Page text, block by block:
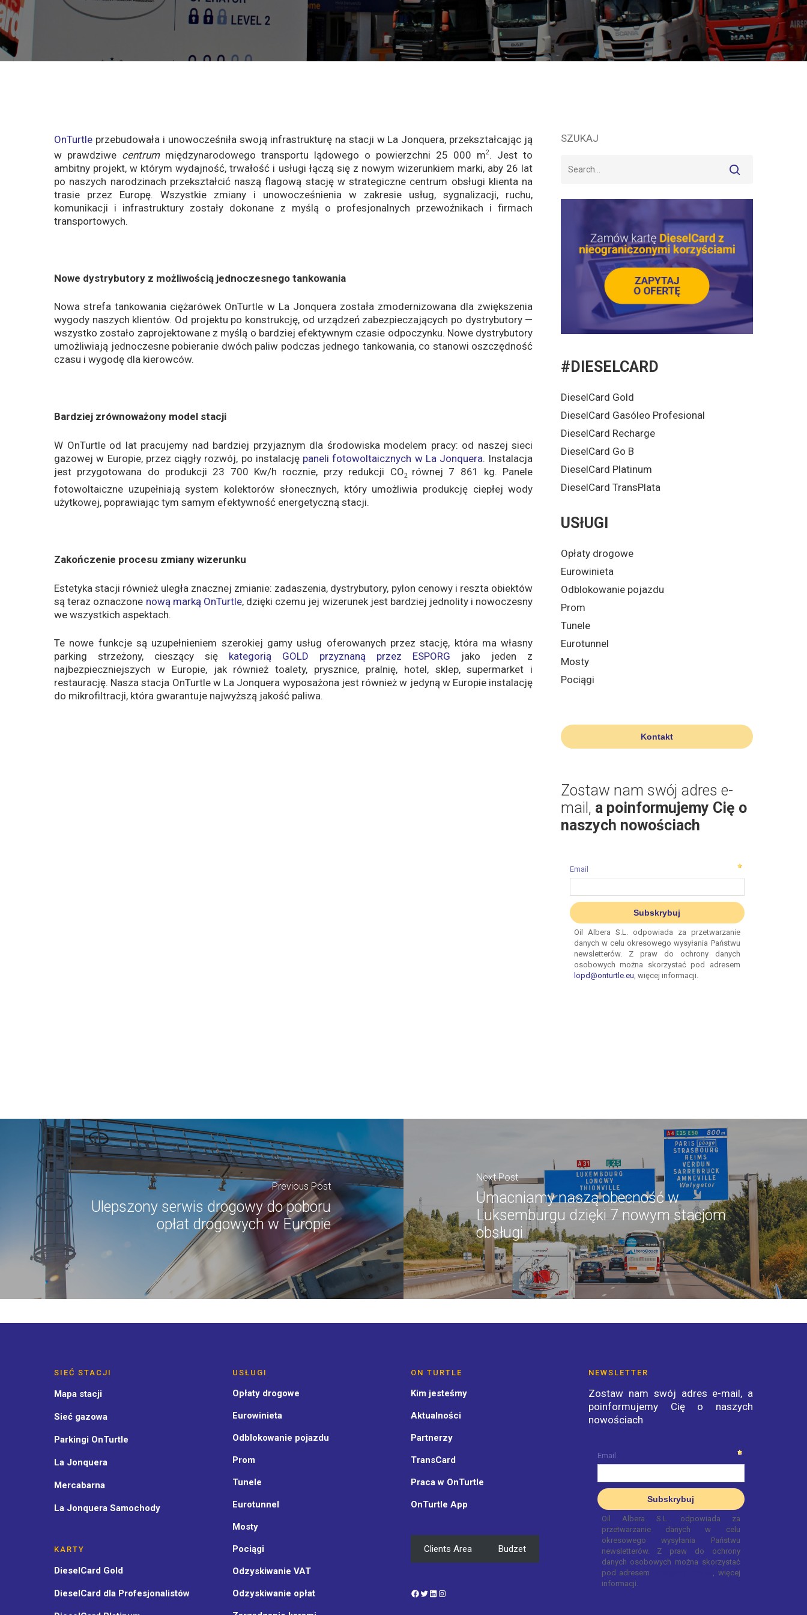
OnTurtle przebudowała i unowocześniła swoją infrastrukturę na stacji w La Jonquera, przekształcając ją
w prawdziwe centrummiędzynarodowego transportu lądowego o powierzchni 25 000 m2. Jest to
ambitny projekt, w którym wydajność, trwałość i usługi łączą się z nowym wizerunkiem marki, aby 26 lat
po naszych narodzinach przekształcić naszą flagową stację w strategiczne centrum obsługi klienta na
trasie przez Europę. Wszystkie zmiany i unowocześnienia w zakresie usług, sygnalizacji, ruchu,
komunikacji i infrastruktury zostały dokonane z myślą o profesjonalnych przewoźnikach i firmach
transportowych.
Nowe dystrybutory z możliwością jednoczesnego tankowania
Nowa strefa tankowania ciężarówek OnTurtle w La Jonquera została zmodernizowana dla zwiększenia
wygody naszych klientów. Od projektu po konstrukcję, od urządzeń zabezpieczających po dystrybutory —
wszystko zostało zaprojektowane z myślą o bardziej efektywnym czasie odpoczynku. Nowe dystrybutory
umożliwiają jednoczesne pobieranie dwóch paliw podczas jednego tankowania, co stanowi oszczędność
czasu i wygodę dla kierowców.
Bardziej zrównoważony model stacji
W OnTurtle od lat pracujemy nad bardziej przyjaznym dla środowiska modelem pracy: od naszej sieci
gazowej w Europie, przez ciągły rozwój, po instalację paneli fotowoltaicznych w La Jonquera. Instalacja
jest przygotowana do produkcji 23 700 Kw/h rocznie, przy redukcji CO2 równej 7 861 kg. Panele
fotowoltaiczne uzupełniają system kolektorów słonecznych, który umożliwia produkcję ciepłej wody
użytkowej, poprawiając tym samym efektywność energetyczną stacji.
Zakończenie procesu zmiany wizerunku
Estetyka stacji również uległa znacznej zmianie: zadaszenia, dystrybutory, pylon cenowy i reszta obiektów
są teraz oznaczone nową marką OnTurtle, dzięki czemu jej wizerunek jest bardziej jednolity i nowoczesny
we wszystkich aspektach.
Te nowe funkcje są uzupełnieniem szerokiej gamy usług oferowanych przez stację, która ma własny
parking strzeżony, cieszący się kategorią GOLD przyznaną przez ESPORG jako jeden z
najbezpieczniejszych w Europie, jak również toalety, prysznice, pralnię, hotel, sklep, supermarket i
restaurację. Nasza stacja OnTurtle w La Jonquera wyposażona jest również w jedyną w Europie instalację
do mikrofiltracji, która gwarantuje najwyższą jakość paliwa.
SZUKAJ
#DIESELCARD
DieselCard Gold
DieselCard Gasóleo Profesional
DieselCard Recharge
DieselCard Go B
DieselCard Platinum
DieselCard TransPlata
USłUGI
Opłaty drogowe
Eurowinieta
Odblokowanie pojazdu
Prom
Tunele
Eurotunnel
Mosty
Pociągi
Kontakt
Zostaw nam swój adres e-
mail, a poinformujemy Cię o
naszych nowościach
Previous Post
Ulepszony serwis drogowy do poboru
opłat drogowych w Europie
Next Post
Umacniamy naszą obecność w
Luksemburgu dzięki 7 nowym stacjom
obsługi
SIEĆ STACJI
Mapa stacji
Sieć gazowa
Parkingi OnTurtle
La Jonquera
Mercabarna
La Jonquera Samochody
KARTY
DieselCard Gold
DieselCard dla Profesjonalistów
USŁUGI
Opłaty drogowe
Eurowinieta
Odblokowanie pojazdu
Prom
Tunele
Eurotunnel
Mosty
Pociągi
Odzyskiwanie VAT
Odzyskiwanie opłat
ON TURTLE
Kim jesteśmy
Aktualności
Partnerzy
TransCard
Praca w OnTurtle
OnTurtle App
Clients Area Budzet
Facebook
Twitter
LinkedIn
NEWSLETTER
Zostaw nam swój adres e-mail, a
poinformujemy Cię o naszych
nowościach